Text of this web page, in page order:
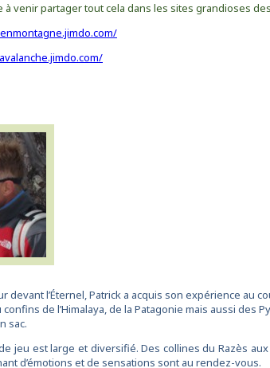
venir partager tout cela dans les sites grandioses des
devant l’Éternel, Patrick a acquis son expérience au
de l’Himalaya, de la Patagonie mais aussi des
sac.
jeu est large et diversifié. Des collines du Razès
d’émotions et de sensations sont au rendez-vous.